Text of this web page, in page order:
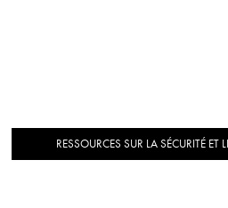
RESSOURCES SUR LA SÉCURITÉ ET